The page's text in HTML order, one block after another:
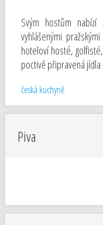
Svým hostům nabízí
vyhlášenými
hoteloví hosté,
poctivě připravená
česká kuchyně
Piva